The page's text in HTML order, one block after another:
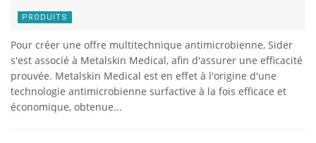
PRODUITS
Pour créer une offre multitechnique antimicrobienne, Sider
s'est associé à Metalskin Medical, afin d'assurer une efficacité
prouvée. Metalskin Medical est en effet à l'origine d'une
technologie antimicrobienne surfactive à la fois efficace et
économique, obtenue...